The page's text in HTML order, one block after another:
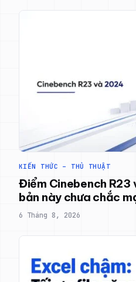
KIẾN THỨC – THỦ THUẬT
Điểm Cinebench
bản này chưa chắc
6 Tháng 8, 2026